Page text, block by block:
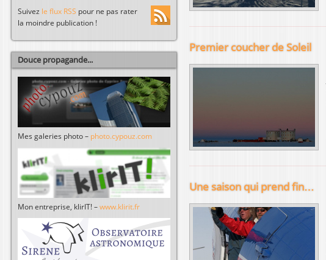
Premier coucher de Soleil
Une saison qui prend fin…
Suivez le flux RSS pour ne pas rater
la moindre publication !
Douce propagande...
Mes galeries photo – photo.cypouz.com
Mon entreprise, klirIT! – www.klirit.fr